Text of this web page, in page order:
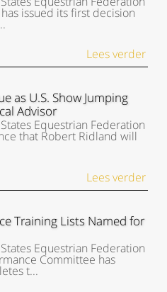
issued its first decision
Lees verder
as U.S. Show Jumping
Advisor
Equestrian Federation
that Robert Ridland will
Lees verder
Training Lists Named for
Equestrian Federation
Committee has
t...